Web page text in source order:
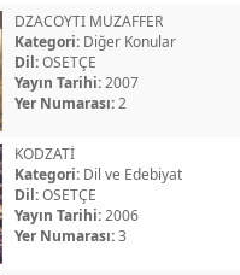
DZACOYTI MUZAFFER
Kategori: Diğer Konular
Dil:OSETÇE
Yayın Tarihi:2007
Yer Numarası:2
KODZATİ
Kategori: Dil ve Edebiyat
Dil:OSETÇE
Yayın Tarihi:2006
Yer Numarası:3